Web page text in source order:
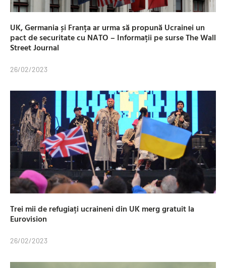
UK, Germania și Franța ar urma să propună Ucrainei un
pact de securitate cu NATO – Informații pe surse The Wall
Street Journal
26/02/2023
Trei mii de refugiați ucraineni din UK merg gratuit la
Eurovision
26/02/2023